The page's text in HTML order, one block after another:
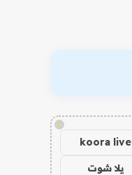
!
koora live
يلا شوت